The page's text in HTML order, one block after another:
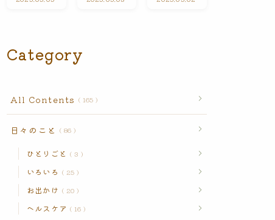
t
e
Category
All Contents 165
日々のこと 86
ひとりごと 3
いろいろ 25
お出かけ 20
ヘルスケア 16